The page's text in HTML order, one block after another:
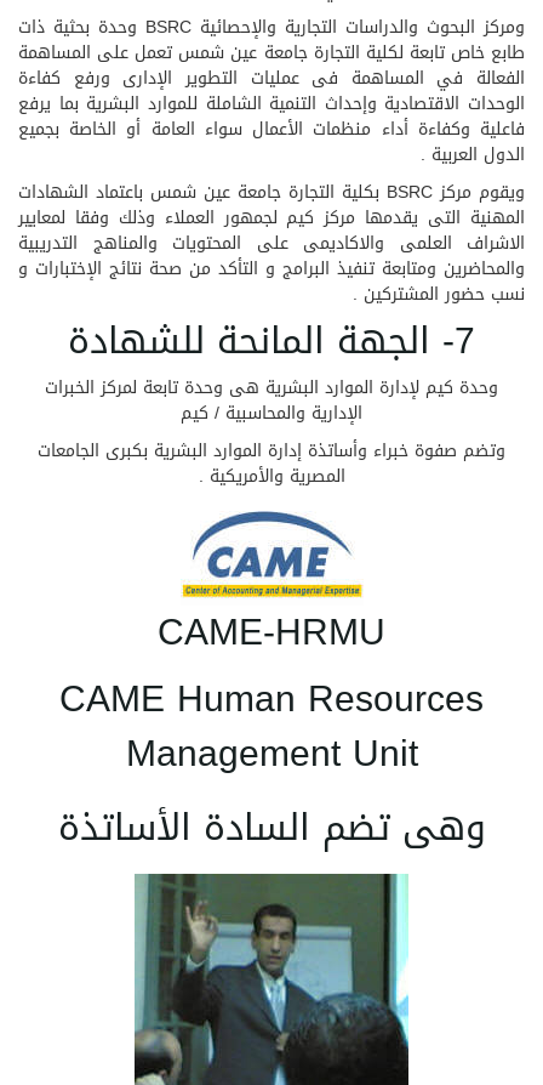
ومركز البحوث والدراسات التجارية والإحصائية BSRC وحدة بحثية ذات
طابع خاص تابعة لكلية التجارة جامعة عين شمس تعمل على المساهمة
الفعالة في المساهمة فى عمليات التطوير الإدارى ورفع كفاءة
الوحدات الاقتصادية وإحداث التنمية الشاملة للموارد البشرية بما يرفع
فاعلية وكفاءة أداء منظمات الأعمال سواء العامة أو الخاصة بجميع
الدول العربية .
ويقوم مركز BSRC بكلية التجارة جامعة عين شمس باعتماد الشهادات
المهنية التى يقدمها مركز كيم لجمهور العملاء وذلك وفقا لمعايير
الاشراف العلمى والاكاديمى على المحتويات والمناهج التدريبية
والمحاضرين ومتابعة تنفيذ البرامج و التأكد من صحة نتائج الإختبارات و
نسب حضور المشتركين .
7- الجهة المانحة للشهادة
وحدة كيم لإدارة الموارد البشرية هى وحدة تابعة لمركز الخبرات
الإدارية والمحاسبية / كيم
وتضم صفوة خبراء وأساتذة إدارة الموارد البشرية بكبرى الجامعات
المصرية والأمريكية .
CAME-HRMU
CAME Human Resources
Management Unit
وهى تضم السادة الأساتذة